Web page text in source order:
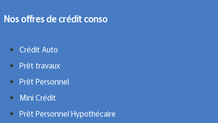
Nos offres de crédit conso
Crédit Auto
Prêt travaux
Prêt Personnel
Mini Crédit
Prêt Personnel Hypothécaire